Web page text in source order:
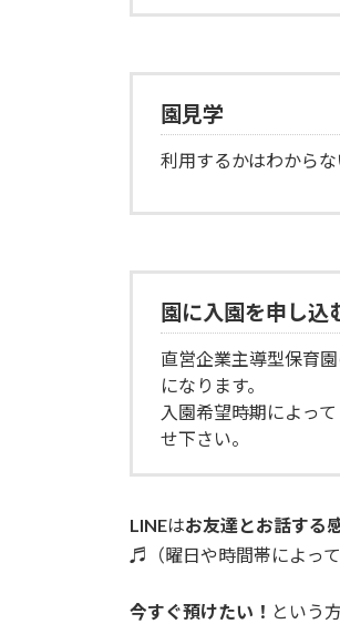
園見学
利用するかはわから
園に入園を申し込
直営企業主導型保育
になります。
入園希望時期によっ
せ下さい。
LINEはお友達とお話する
♬（曜日や時間帯によっ
今すぐ預けたい！ という